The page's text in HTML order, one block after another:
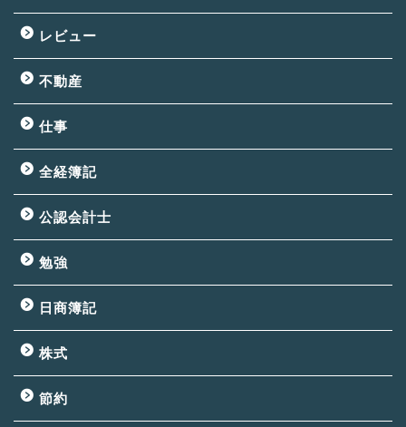
レビュー
不動産
仕事
全経簿記
公認会計士
勉強
日商簿記
株式
節約